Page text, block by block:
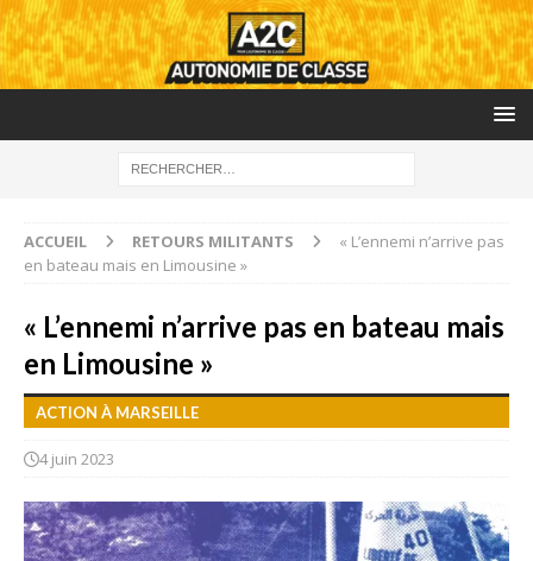
ACCUEIL RETOURS MILITANTS
« L’ennemi n’arrive pas
en bateau mais en Limousine »
« L’ennemi n’arrive pas en bateau mais
en Limousine »
ACTION À MARSEILLE
4 juin 2023